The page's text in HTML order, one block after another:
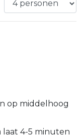
op middelhoog
laat 4-5 minuten